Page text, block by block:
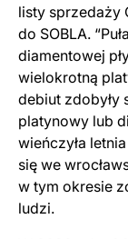
listy sprzedaży
do SOBLA.
diamentowej
wielokrotną
debiut zdobyły
platynowy lub
wieńczyła
się we
w tym okresie
ludzi.